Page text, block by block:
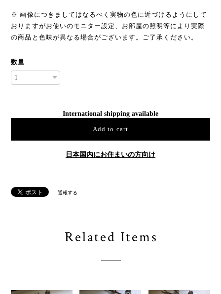
※ 画像につきましてはなるべく実物の色に近づけるようにして
おりますがお使いのモニター設定、お部屋の照明等により実際
の商品と色味が異なる場合がございます。ご了承ください。
数量
International shipping available
Add to cart
日本国内にお住まいの方向け
通報する
Related Items